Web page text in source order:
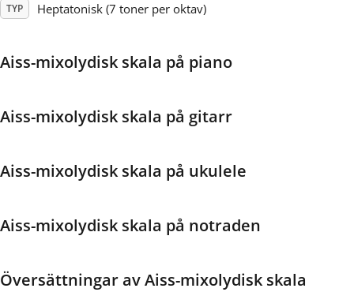
TYP Heptatonisk (7 toner per oktav)
Aiss-mixolydisk skala på piano
Aiss-mixolydisk skala på gitarr
Aiss-mixolydisk skala på ukulele
Aiss-mixolydisk skala på notraden
Översättningar av Aiss-mixolydisk skala